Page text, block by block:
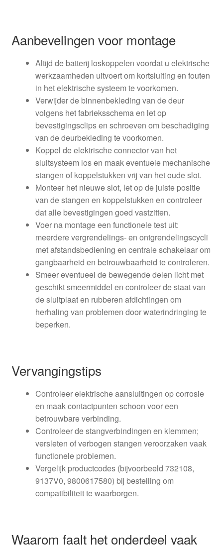
Aanbevelingen voor montage
Altijd de batterij loskoppelen voordat u elektrische
werkzaamheden uitvoert om kortsluiting en fouten
in het elektrische systeem te voorkomen.
Verwijder de binnenbekleding van de deur
volgens het fabrieksschema en let op
bevestigingsclips en schroeven om beschadiging
van de deurbekleding te voorkomen.
Koppel de elektrische connector van het
sluitsysteem los en maak eventuele mechanische
stangen of koppelstukken vrij van het oude slot.
Monteer het nieuwe slot, let op de juiste positie
van de stangen en koppelstukken en controleer
dat alle bevestigingen goed vastzitten.
Voer na montage een functionele test uit:
meerdere vergrendelings- en ontgrendelingscycli
met afstandsbediening en centrale schakelaar om
gangbaarheid en betrouwbaarheid te controleren.
Smeer eventueel de bewegende delen licht met
geschikt smeermiddel en controleer de staat van
de sluitplaat en rubberen afdichtingen om
herhaling van problemen door waterindringing te
beperken.
Vervangingstips
Controleer elektrische aansluitingen op corrosie
en maak contactpunten schoon voor een
betrouwbare verbinding.
Controleer de stangverbindingen en klemmen;
versleten of verbogen stangen veroorzaken vaak
functionele problemen.
Vergelijk productcodes (bijvoorbeeld 732108,
9137V0, 9800617580) bij bestelling om
compatibiliteit te waarborgen.
Waarom faalt het onderdeel vaak